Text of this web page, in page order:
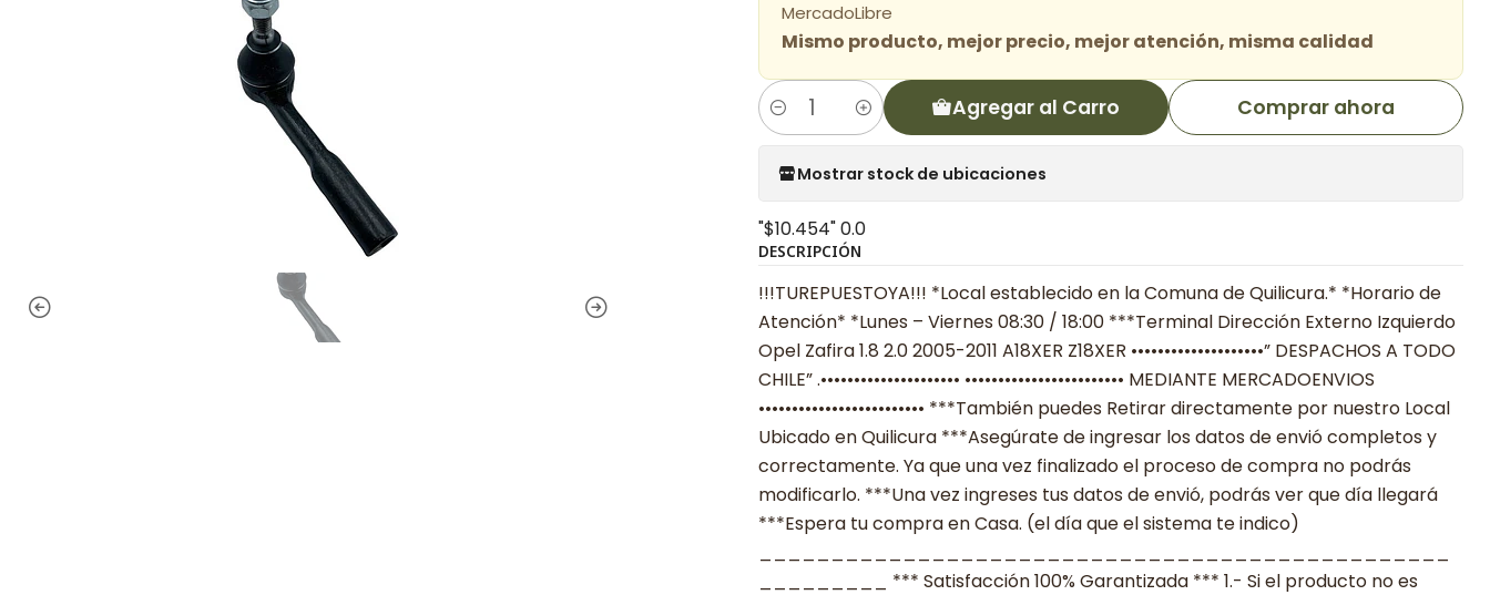
MercadoLibre
Mismo producto, mejor precio, mejor atención, misma calidad
Cantidad Agregar al Carro Comprar ahora
Mostrar stock de ubicaciones
"$10.454"0.0
DESCRIPCIÓN
!!!TUREPUESTOYA!!! *Local establecido en la Comuna de Quilicura.* *Horario de
Atención* *Lunes – Viernes 08:30 / 18:00 ***Terminal Dirección Externo Izquierdo
Opel Zafira 1.8 2.0 2005-2011 A18XER Z18XER ••••••••••••••••••••” DESPACHOS A TODO
CHILE” .••••••••••••••••••••• •••••••••••••••••••••••• MEDIANTE MERCADOENVIOS
••••••••••••••••••••••••• ***También puedes Retirar directamente por nuestro Local
Ubicado en Quilicura ***Asegúrate de ingresar los datos de envió completos y
correctamente. Ya que una vez finalizado el proceso de compra no podrás
modificarlo. ***Una vez ingreses tus datos de envió, podrás ver que día llegará
***Espera tu compra en Casa. (el día que el sistema te indico)
_________ *** Satisfacción 100% Garantizada *** 1.- Si el producto no es